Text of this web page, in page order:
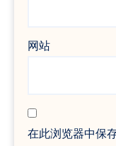
网站
在此浏览器中保